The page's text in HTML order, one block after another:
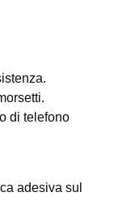
di telefono
adesiva sul